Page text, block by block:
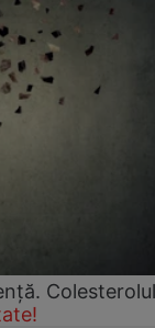
Colesterolul